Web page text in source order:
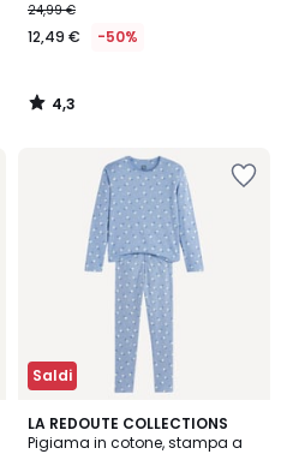
24,99 €
12,49 € -50%
4,3
/
Saldi
LA REDOUTE COLLECTIONS
Pigiama in cotone, stampa a
4,1
/ 5